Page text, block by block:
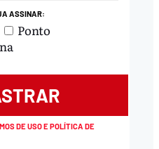
ASSINAR:
Ponto
DE USO E POLÍTICA DE